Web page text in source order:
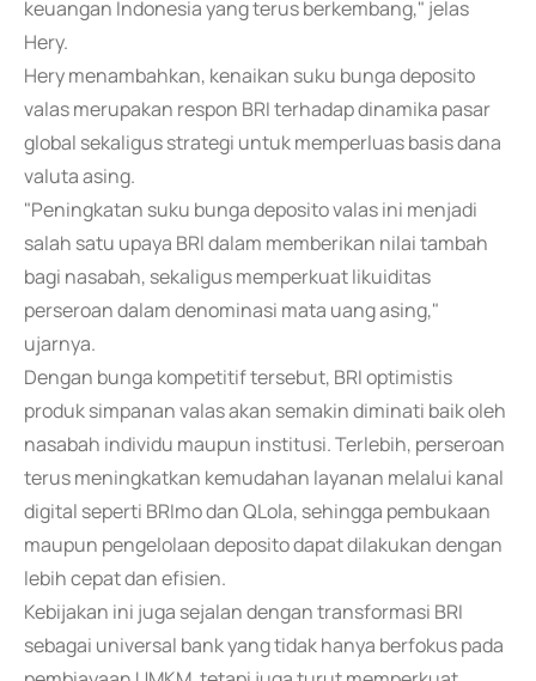
keuangan Indonesia yang terus berkembang," jelas
Hery.
Hery menambahkan, kenaikan suku bunga deposito
valas merupakan respon BRI terhadap dinamika pasar
global sekaligus strategi untuk memperluas basis dana
valuta asing.
"Peningkatan suku bunga deposito valas ini menjadi
salah satu upaya BRI dalam memberikan nilai tambah
bagi nasabah, sekaligus memperkuat likuiditas
perseroan dalam denominasi mata uang asing,"
ujarnya.
Dengan bunga kompetitif tersebut, BRI optimistis
produk simpanan valas akan semakin diminati baik oleh
nasabah individu maupun institusi. Terlebih, perseroan
terus meningkatkan kemudahan layanan melalui kanal
digital seperti BRImo dan QLola, sehingga pembukaan
maupun pengelolaan deposito dapat dilakukan dengan
lebih cepat dan efisien.
Kebijakan ini juga sejalan dengan transformasi BRI
sebagai universal bank yang tidak hanya berfokus pada